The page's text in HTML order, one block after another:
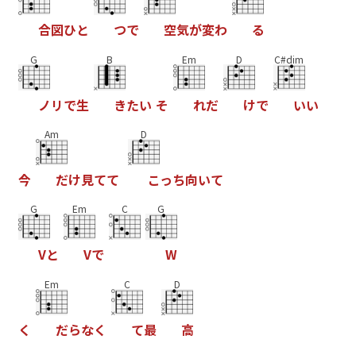
合図ひと つで 空気が変わ る
G
ノ リで生
B
きたい そ
Em
れだ
D
けで
C#dim
いい
今
Am
だけ見てて
D
こっち向いて
G
Vと
Em
Vで
C G
W
く
Em
だらなく
C
て最
D
高